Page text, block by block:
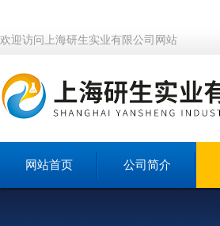
欢迎访问上海研生实业有限公司网站
网站首页 公司简介